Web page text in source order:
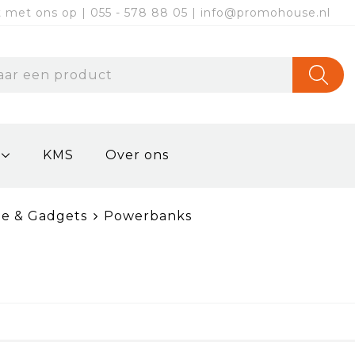
ons op | 055 - 578 88 05 | info@promohouse.nl
KMS Over ons
& Gadgets Powerbanks